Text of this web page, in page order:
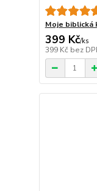
Moje biblická
399 Kč/ks
399 Kč bez